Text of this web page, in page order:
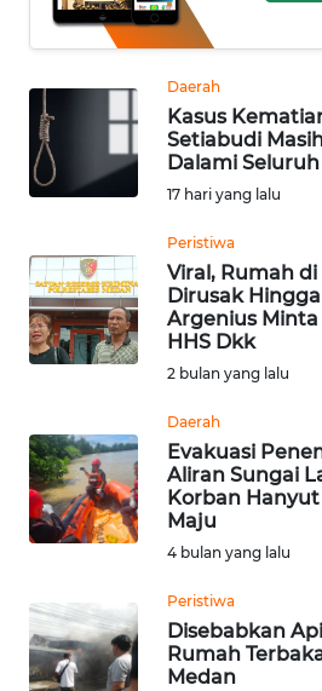
Daerah
Kasus
Setiabudi
Dalami
17 hari yang lalu
Peristiwa
Viral, Rumah
Dirusak
Argenius Minta
HHS Dkk
2 bulan yang lalu
Daerah
Evakuasi
Aliran Sungai
Korban
Maju
4 bulan yang lalu
Peristiwa
Disebabkan
Rumah
Medan
KHAS
OPINI
HUKRIM
PERISTIWA
Informasi
KONTAK
KAMI
TENTANG
KAMI